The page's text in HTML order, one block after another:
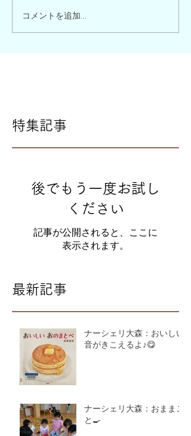
コメントを追加…
特集記事
後でもう一度お試し
ください
記事が公開されると、ここに
表示されます。
最新記事
ナーシェリ大森：おいしい
音がきこえるよ♪😋
ナーシェリ大森：おままご
と🍳